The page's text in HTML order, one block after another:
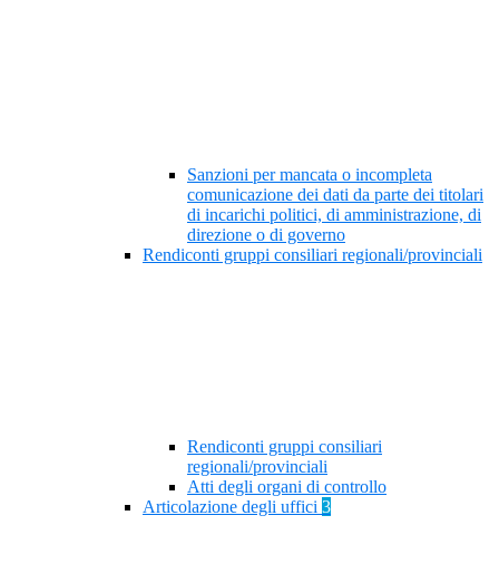
Sanzioni per mancata o incompleta
comunicazione dei dati da parte dei titolari
di incarichi politici, di amministrazione, di
direzione o di governo
Rendiconti gruppi consiliari regionali/provinciali
Rendiconti gruppi consiliari
regionali/provinciali
Atti degli organi di controllo
Articolazione degli uffici 3